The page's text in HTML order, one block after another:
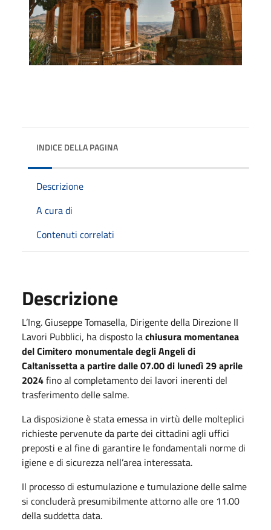
INDICE DELLA PAGINA
Descrizione
A cura di
Contenuti correlati
Descrizione
L’Ing. Giuseppe Tomasella, Dirigente della Direzione II
Lavori Pubblici, ha disposto lachiusura momentanea
del Cimitero monumentale degli Angeli di
Caltanissetta a partire dalle 07.00 di lunedì 29 aprile
2024fino al completamento dei lavori inerenti del
trasferimento delle salme.
La disposizione è stata emessa in virtù delle molteplici
richieste pervenute da parte dei cittadini agli uffici
preposti e al fine di garantire le fondamentali norme di
igiene e di sicurezza nell’area interessata.
Il processo di estumulazione e tumulazione delle salme
si concluderà presumibilmente attorno alle ore 11.00
della suddetta data.